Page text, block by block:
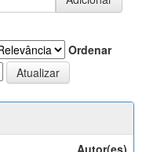
Ordenar
Autor(es)